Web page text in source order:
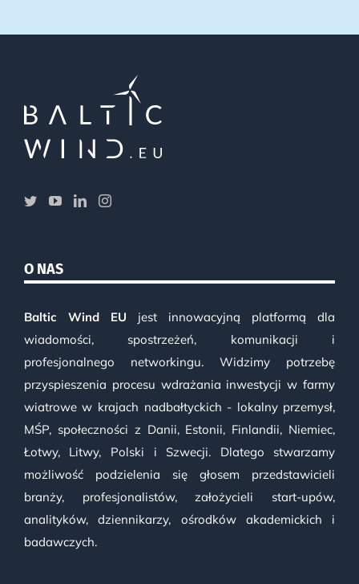
O NAS
Baltic Wind EU jest innowacyjną platformą dla
wiadomości, spostrzeżeń, komunikacji i
profesjonalnego networkingu. Widzimy potrzebę
przyspieszenia procesu wdrażania inwestycji w farmy
wiatrowe w krajach nadbałtyckich - lokalny przemysł,
MŚP, społeczności z Danii, Estonii, Finlandii, Niemiec,
Łotwy, Litwy, Polski i Szwecji. Dlatego stwarzamy
możliwość podzielenia się głosem przedstawicieli
branży, profesjonalistów, założycieli start-upów,
analityków, dziennikarzy, ośrodków akademickich i
badawczych.